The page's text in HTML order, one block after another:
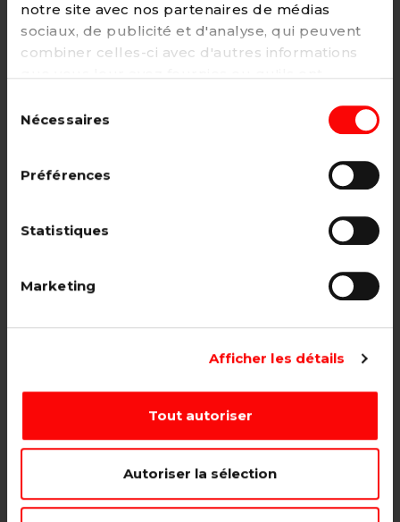
notre site avec nos partenaires de médias
sociaux, de publicité et d'analyse, qui peuvent
combiner celles-ci avec d'autres informations
services. Vous pouvez à tout moment modifier
politique
duNécessaires
Préférences
Statistiques
Marketing
Afficher les détails
Tout autoriser
Autoriser la sélection
Adhésion
2€ - Paiement mensuel
Adhésion étudiant, pensionné, en
Adhésion étudiant, pensionné, en
CHOISIR →